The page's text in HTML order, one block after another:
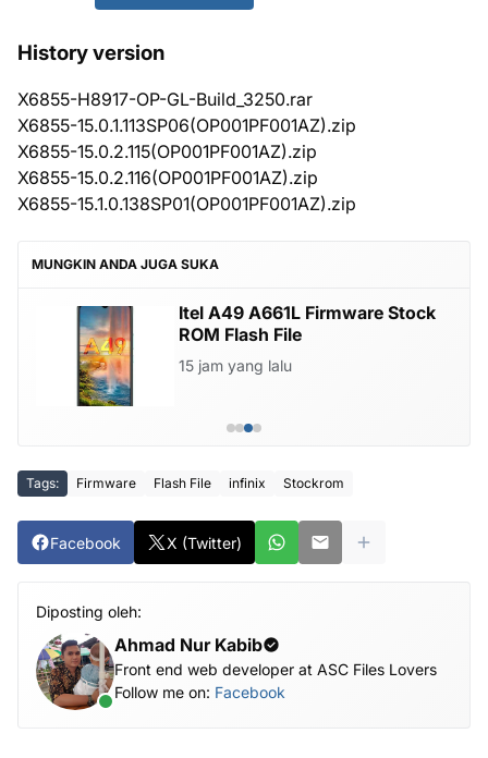
History version
X6855-H8917-OP-GL-Build_3250.rar
X6855-15.0.1.113SP06(OP001PF001AZ).zip
X6855-15.0.2.115(OP001PF001AZ).zip
X6855-15.0.2.116(OP001PF001AZ).zip
X6855-15.1.0.138SP01(OP001PF001AZ).zip
MUNGKIN ANDA JUGA SUKA
Itel A49 A661L Firmware Stock
ROM Flash File
15 jam yang lalu
Tags: Firmware Flash File infinix Stockrom
Facebook X (Twitter)
Diposting oleh:
Ahmad Nur Kabib
Front end web developer at ASC Files Lovers
Follow me on: Facebook